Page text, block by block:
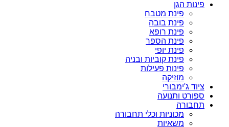
פינות הגן
פינת מטבח
פינת בובה
פינת רופא
פינת הספר
פינת יופי
פינת קוביות ובניה
פינות פעילות
מוזיקה
ציוד ג'ימבורי
ספורט ותנועה
תחבורה
מכוניות וכלי תחבורה
משאיות